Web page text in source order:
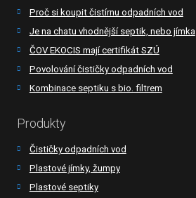
Proč si koupit čistírnu odpadních vod
Je na chatu vhodnější septik, nebo jímka
ČOV EKOCIS mají certifikát SZÚ
Povolování čističky odpadních vod
Kombinace septiku s bio. filtrem
Produkty
Čističky odpadních vod
Plastové jímky, žumpy
Plastové septiky